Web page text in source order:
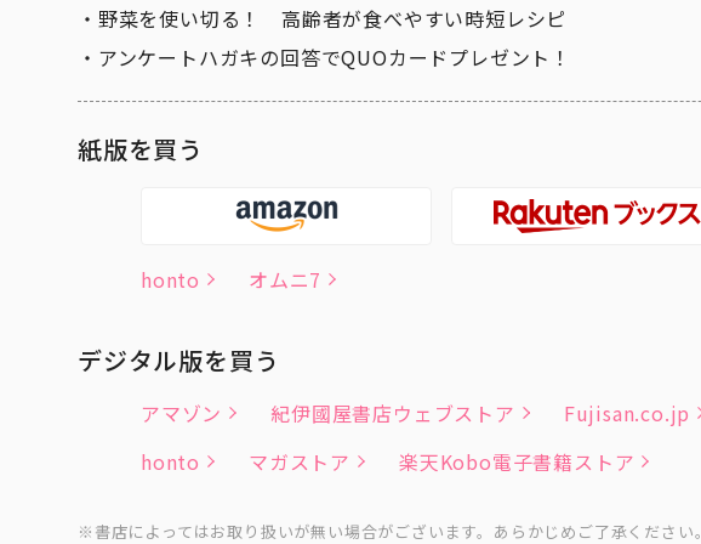
野菜を使い切る！ 高齢者が食べやすい時短レシピ
アンケートハガキの回答でQUOカードプレゼント！
紙版を買う
honto オムニ7
デジタル版を買う
アマゾン 紀伊國屋書店ウェブストア
Fujisan.co.jp
honto
マガストア 楽天Kobo電子書籍ストア
書店によってはお取り扱いが無い場合がございます。あらかじめご了承ください。